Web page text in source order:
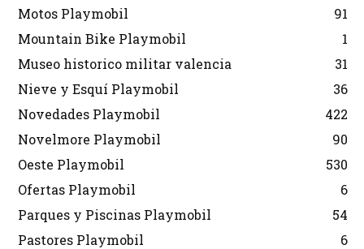
Motos Playmobil
91
Mountain Bike Playmobil
1
Museo historico militar valencia
31
Nieve y Esquí Playmobil
36
Novedades Playmobil
422
Novelmore Playmobil
90
Oeste Playmobil
530
Ofertas Playmobil
6
Parques y Piscinas Playmobil
54
Pastores Playmobil
6